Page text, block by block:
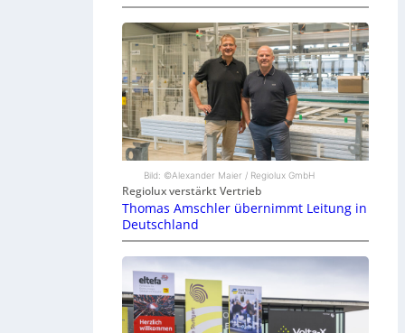
Bild: ©Alexander Maier / Regiolux GmbH
Regiolux verstärkt Vertrieb
Thomas Amschler übernimmt Leitung in
Deutschland